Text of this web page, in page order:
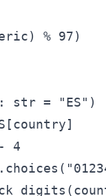
% 97)
str =
4